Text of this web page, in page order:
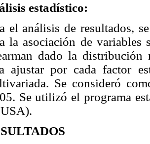
estadístico:
el análisis de resultados,
la asociación de
dado la distribución
ajustar por cada factor
Se consideró
Se utilizó el programa